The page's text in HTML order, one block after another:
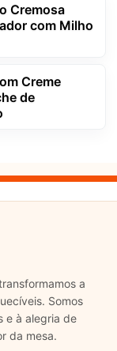
Cremosa
com Milho
Creme
de
a
Somos
e à alegria de
da mesa.